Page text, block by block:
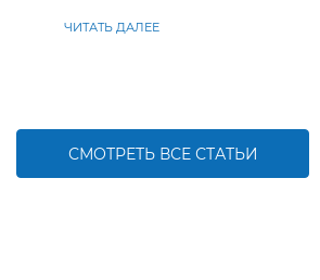
ЧИТАТЬ ДАЛЕЕ
СМОТРЕТЬ ВСЕ СТАТЬИ